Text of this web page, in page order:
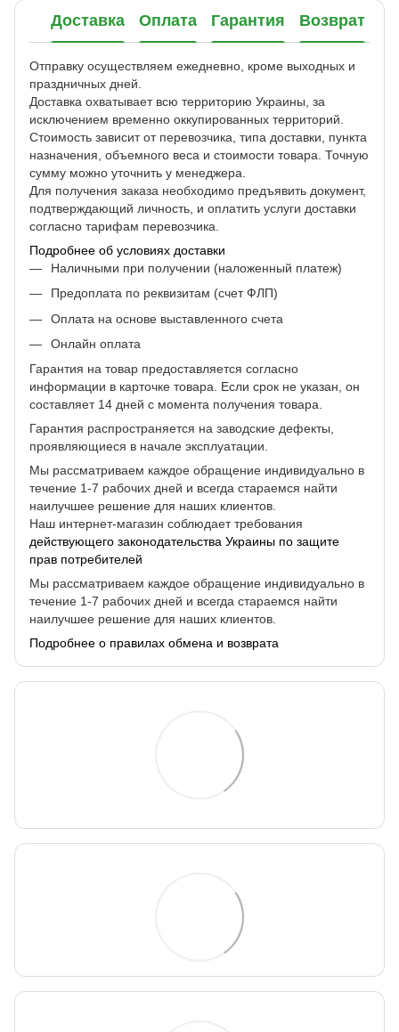
Доставка Оплата Гарантия Возврат
Отправку осуществляем ежедневно, кроме выходных и
праздничных дней.
Доставка охватывает всю территорию Украины, за
исключением временно оккупированных территорий.
Стоимость зависит от перевозчика, типа доставки, пункта
назначения, объемного веса и стоимости товара. Точную
сумму можно уточнить у менеджера.
Для получения заказа необходимо предъявить документ,
подтверждающий личность, и оплатить услуги доставки
согласно тарифам перевозчика.
Подробнее об условиях доставки
Наличными при получении (наложенный платеж)
Предоплата по реквизитам (счет ФЛП)
Оплата на основе выставленного счета
Онлайн оплата
Гарантия на товар предоставляется согласно
информации в карточке товара. Если срок не указан, он
составляет 14 дней с момента получения товара.
Гарантия распространяется на заводские дефекты,
проявляющиеся в начале эксплуатации.
Мы рассматриваем каждое обращение индивидуально в
течение 1-7 рабочих дней и всегда стараемся найти
наилучшее решение для наших клиентов.
Наш интернет-магазин соблюдает требования
действующего законодательства Украины по защите
прав потребителей
Мы рассматриваем каждое обращение индивидуально в
течение 1-7 рабочих дней и всегда стараемся найти
наилучшее решение для наших клиентов.
Подробнее о правилах обмена и возврата